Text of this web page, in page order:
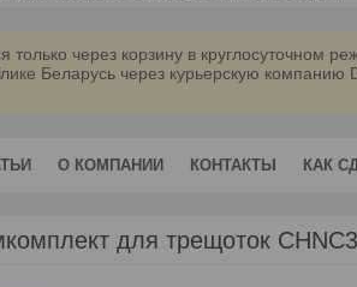
через корзину в круглосуточном
Беларусь через курьерскую
О КОМПАНИИ КОНТАКТЫ КАК
для трещоток